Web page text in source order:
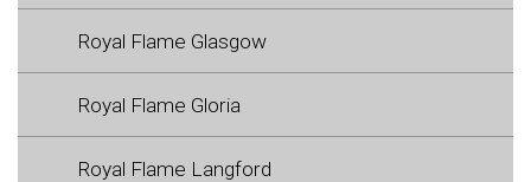
Royal Flame Glasgow
Royal Flame Gloria
Royal Flame Langford